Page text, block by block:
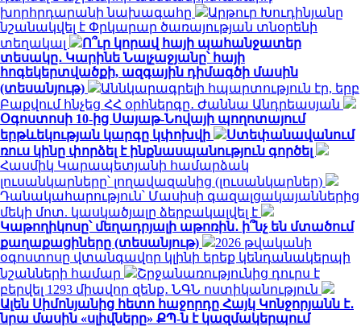
խորհրդարանի նախագահը
Արթուր Խուդինյանը
նշանակվել է Փրկարար ծառայության տնօրենի
տեղակալ
Ո՞ւր կորավ հայի պահանջատեր
տեսակը․ Կարինե Նալչաջյանը՝ հայի
հոգեկերտվածքի, ազգային դիմագծի մասին
(տեսանյութ)
Աննկարագրելի հպարտություն էր, երբ
Բաքվում հնչեց ՀՀ օրհներգը․ Ժաննա Անդրեասյան
Օգոստոսի 10-ից Սայաթ-Նովայի պողոտայում
երթևեկության կարգը կփոխվի
Ստեփանավանում
ռուս կինը փորձել է ինքնասպանություն գործել
Հասմիկ Կարապետյանի համարձակ
լուսանկարները՝ լողավազանից (լուսանկարներ)
Դանակահարություն՝ Մասիսի գազալցակայաններից
մեկի մոտ. կասկածյալը ձերբակալվել է
Կաթողիկոսը՝ մեղադրյալի աթոռին․ ի՞նչ են մտածում
քաղաքացիները (տեսանյութ)
2026 թվականի
օգոստոսը վտանգավոր կլինի երեք կենդանակերպի
նշանների համար
Շրջանառությունից դուրս է
բերվել 1293 միավոր զենք․ ՆԳՆ ոստիկանություն
Ալեն Սիմոնյանից հետո հաջորդը Հայկ Կոնջորյանն է․
նրա մասին «սլիվները» ՔՊ-ն է կազմակերպում